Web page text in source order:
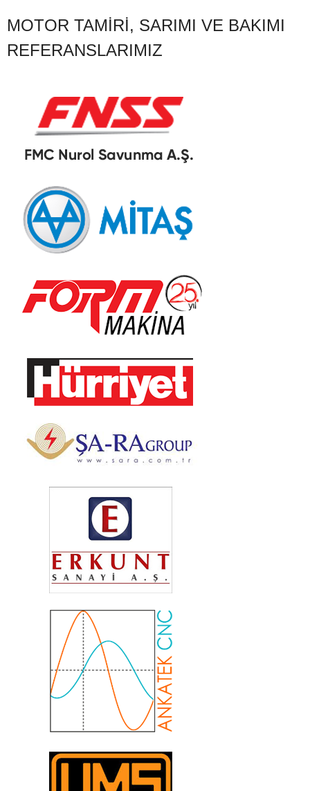
MOTOR TAMIRI, SARIMI VE BAKIMI
REFERANSLARIMIZ